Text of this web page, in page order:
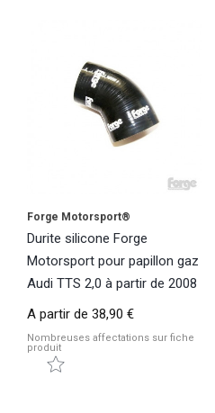
Forge Motorsport®
Durite silicone Forge
Motorsport pour papillon gaz
Audi TTS 2,0 à partir de 2008
A partir de 38,90 €
Nombreuses affectations sur fiche
produit